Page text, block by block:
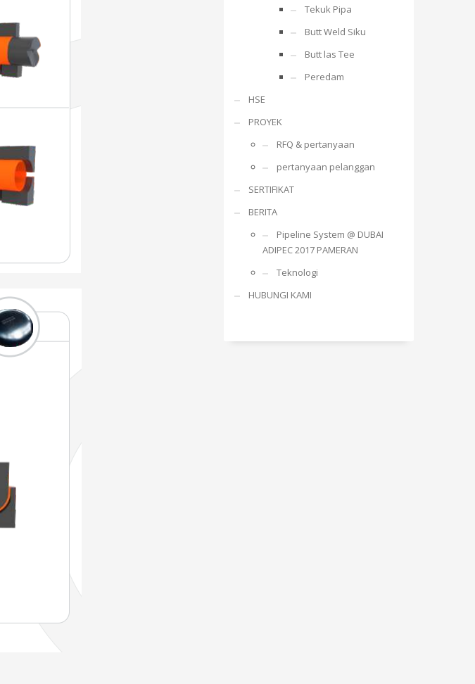
Tekuk Pipa
Butt Weld Siku
Butt las Tee
Peredam
HSE
PROYEK
RFQ & pertanyaan
pertanyaan pelanggan
SERTIFIKAT
BERITA
Pipeline System @ DUBAI
ADIPEC 2017 PAMERAN
Teknologi
HUBUNGI KAMI